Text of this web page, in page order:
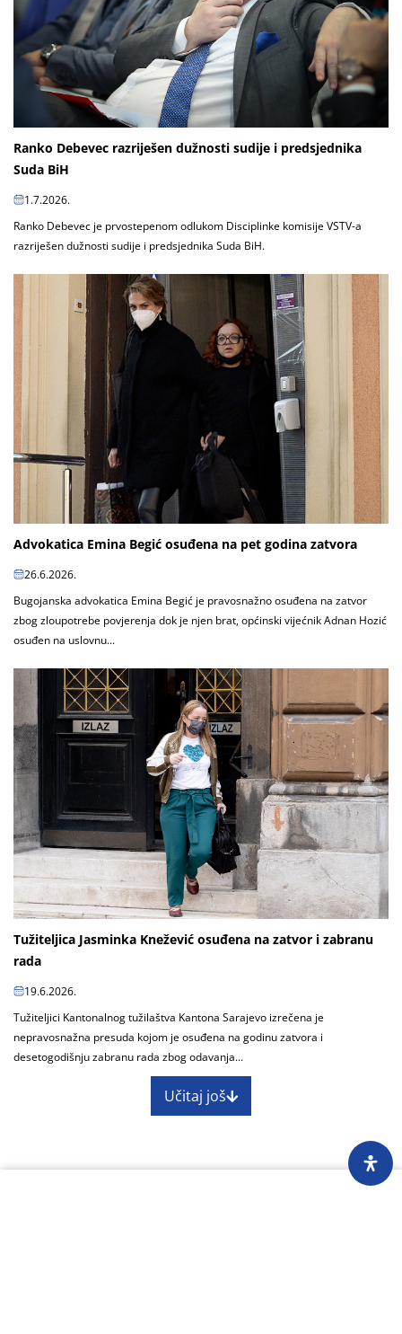
Ranko Debevec razriješen dužnosti sudije i predsjednika
Suda BiH
1.7.2026.
Ranko Debevec je prvostepenom odlukom Disciplinke komisije VSTV-a
razriješen dužnosti sudije i predsjednika Suda BiH.
Advokatica Emina Begić osuđena na pet godina zatvora
26.6.2026.
Bugojanska advokatica Emina Begić je pravosnažno osuđena na zatvor
zbog zloupotrebe povjerenja dok je njen brat, općinski vijećnik Adnan Hozić
osuđen na uslovnu...
Tužiteljica Jasminka Knežević osuđena na zatvor i zabranu
rada
19.6.2026.
Tužiteljici Kantonalnog tužilaštva Kantona Sarajevo izrečena je
nepravosnažna presuda kojom je osuđena na godinu zatvora i
desetogodišnju zabranu rada zbog odavanja...
Učitaj još